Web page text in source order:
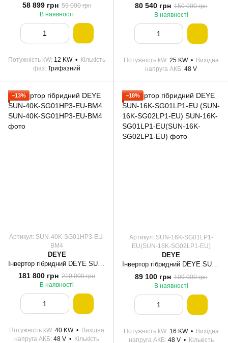
58 899 грн 59 000 грн
В наявності
Потужність kW 12 KW
Кількість
фаз Трифазний
80 540 грн 150 000 грн
В наявності
Потужність kW 25 KW
Вихідна
напруга АКБ 48 V
−13%
Артикул: SUN-40K-SG01HP3-EU-
BM4
DEYE
181 800 грн 210 000 грн
В наявності
Потужність kW 40 KW
Вихідна
напруга АКБ 48 V Кількість
−18%
Артикул: SUN-16K-SG01LP1-
EU(SUN-16K-SG02LP1-EU)
DEYE
Інвертор гібридний DEYE SUN-16K-SG01LP1-EU (SUN-16K-SG02LP1-EU)
89 100 грн 109 000 грн
В наявності
Потужність kW 16 KW
Вихідна
напруга АКБ 48 V Кількість